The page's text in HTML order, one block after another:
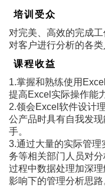
培训受众
对完美、高效的完成
对客户进行分析的各类
课程收益
1.掌握和熟练使用
提高Excel实际操作能力
2.领会Excel软件设计
公产品时具有自我发
手。
3.通过大量的实际管
务等相关部门人员对
过程中数据处理加深
影响下的管理分析思路